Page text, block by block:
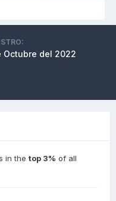
Octubre del 2022
in the top 3% of all